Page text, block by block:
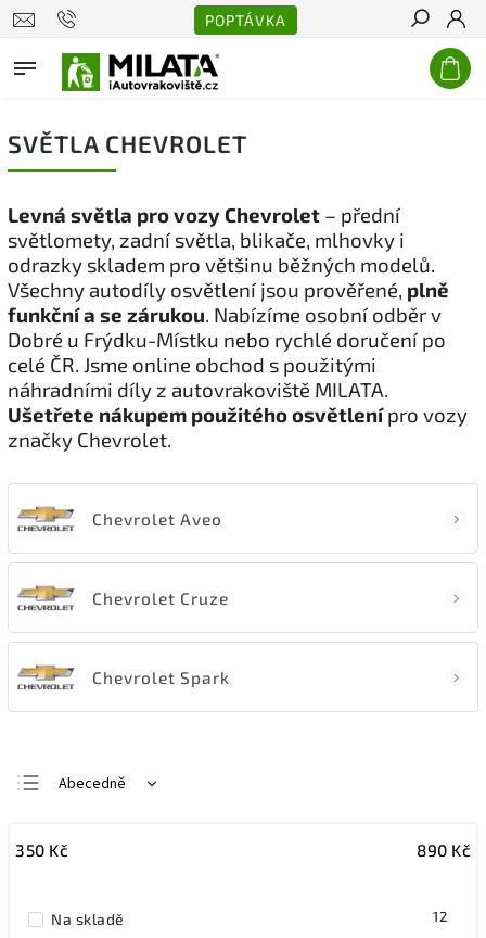
POPTÁVKA
Hledat
SVĚTLA CHEVROLET
Levná světla pro vozy Chevrolet – přední
světlomety, zadní světla, blikače, mlhovky i
odrazky skladem pro většinu běžných modelů.
Všechny autodíly osvětlení jsou prověřené, plně
funkční a se zárukou. Nabízíme osobní odběr v
Dobré u Frýdku-Místku nebo rychlé doručení po
celé ČR. Jsme online obchod s použitými
náhradními díly z autovrakoviště MILATA.
Ušetřete nákupem použitého osvětlenípro vozy
značky Chevrolet.
Chevrolet Aveo
Chevrolet Cruze
Chevrolet Spark
Abecedně
Nejdražší
350 Kč 890 Kč
Na skladě 12